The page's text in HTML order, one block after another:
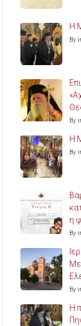
Η
By
By
Η
By
η
By
By
Η